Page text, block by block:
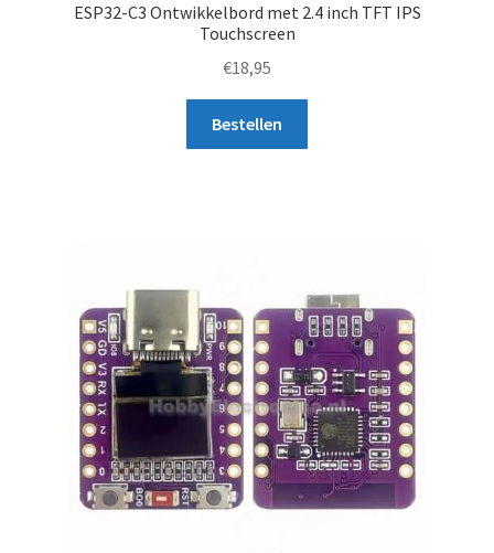
ESP32-C3 Ontwikkelbord met 2.4 inch TFT IPS
Touchscreen
€18,95
Bestellen